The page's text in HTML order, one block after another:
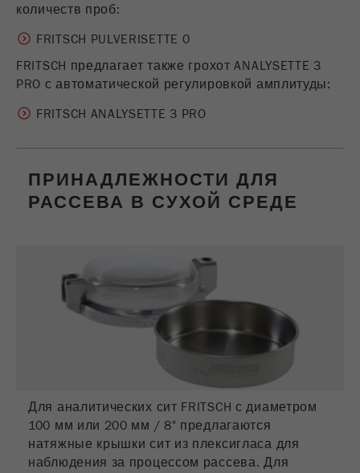
Цель Конец сессии
Провайдер TYPO3
Purpose
Этот cookie сообщает веб-сайту,
управление ими.
Цель Конец сессии
Провайдер php
Идентификатор данных PHP
устанавливается при использовании
метода PHP session ().
Purpose
уникальный идентификатор посетителя,
время начала активного посещения,
число посещений, а также количество
всех посетителей сайта.
Название __utmc
больше не используется Google Analytics.
Для обеспечения обратной
совместимости страниц, которые все
еще используют код отслеживания
urchin.js, этот cookie все еще вписан и
завершает работу при закрытии
браузера. Однако этот cookie не нужно
нового кода отслеживания ga.js.
Цель Сессия
количеств проб:
FRITSCH PULVERISETTE 0
FRITSCH предлагает также грохот ANALYSETTE 3
PRO с автоматической регулировкой амплитуды:
FRITSCH ANALYSETTE 3 PRO
ПРИНАДЛЕЖНОСТИ ДЛЯ
РАССЕВА В СУХОЙ СРЕДЕ
Для аналитических сит FRITSCH с диаметром
100 мм или 200 мм / 8" предлагаются
натяжные крышки сит из плексигласа для
наблюдения за процессом рассева. Для